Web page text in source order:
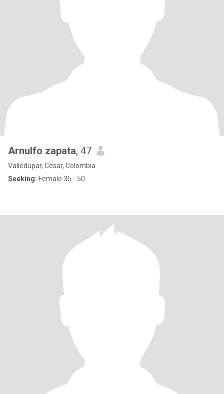
Arnulfo zapata, 47
Valledupar, Cesar, Colombia
Seeking: Female 35 - 50